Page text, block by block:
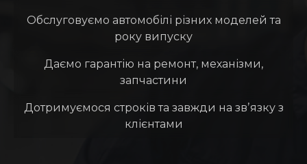
Обслуговуємо автомобілі різних моделей та
року випуску
Даємо гарантію на ремонт, механізми,
запчастини
Дотримуємося строків та завжди на звʼязку з
клієнтами